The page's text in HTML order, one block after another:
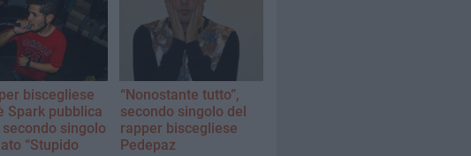
biscegliese
Spark pubblica
secondo singolo
“Stupido
“Nonostante tutto”,
secondo singolo del
rapper biscegliese
Pedepaz